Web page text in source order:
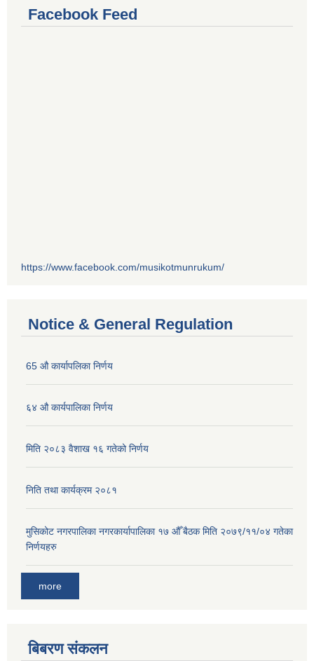
Facebook Feed
https://www.facebook.com/musikotmunrukum/
Notice & General Regulation
65 औ कार्यापलिका निर्णय
६४ औ कार्यपालिका निर्णय
मिति २०८३ वैशाख १६ गतेको निर्णय
निति तथा कार्यक्रम २०८१
मुसिकोट नगरपालिका नगरकार्यापालिका १७ औँ बैठक मिति २०७९/११/०४ गतेका
निर्णयहरु
more
बिबरण संकलन